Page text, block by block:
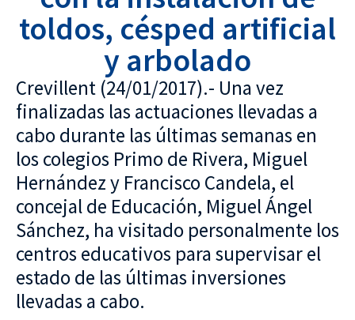
toldos, césped artificial
y arbolado
Crevillent (24/01/2017).- Una vez
finalizadas las actuaciones llevadas a
cabo durante las últimas semanas en
los colegios Primo de Rivera, Miguel
Hernández y Francisco Candela, el
concejal de Educación, Miguel Ángel
Sánchez, ha visitado personalmente los
centros educativos para supervisar el
estado de las últimas inversiones
llevadas a cabo.